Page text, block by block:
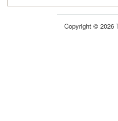
Copyright © 2026